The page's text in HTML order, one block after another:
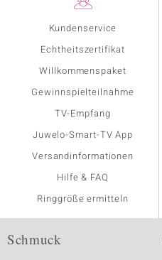
Kundenservice
Echtheitszertifikat
Willkommenspaket
Gewinnspielteilnahme
TV-Empfang
Juwelo-Smart-TV App
Versandinformationen
Hilfe & FAQ
Ringgröße ermitteln
Schmuck